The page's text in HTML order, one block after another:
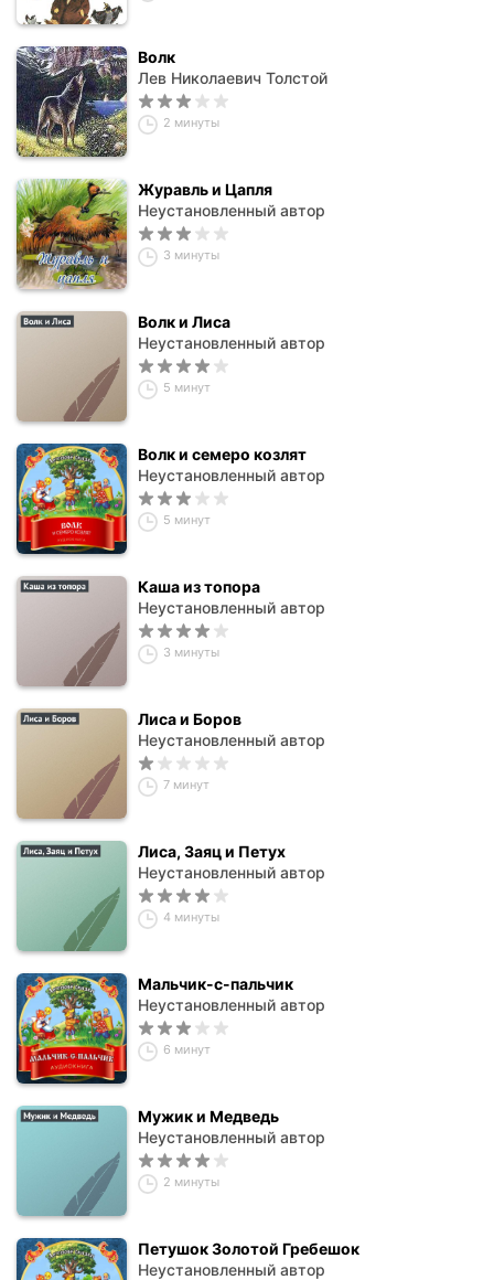
Волк
Лев Николаевич Толстой
2 минуты
Журавль и Цапля
Неустановленный автор
3 минуты
Волк и Лиса
Неустановленный автор
5 минут
Волк и семеро козлят
Неустановленный автор
5 минут
Каша из топора
Неустановленный автор
3 минуты
Лиса и Боров
Неустановленный автор
7 минут
Лиса, Заяц и Петух
Неустановленный автор
4 минуты
Мальчик-с-пальчик
Неустановленный автор
6 минут
Мужик и Медведь
Неустановленный автор
2 минуты
Петушок Золотой Гребешок
Неустановленный автор